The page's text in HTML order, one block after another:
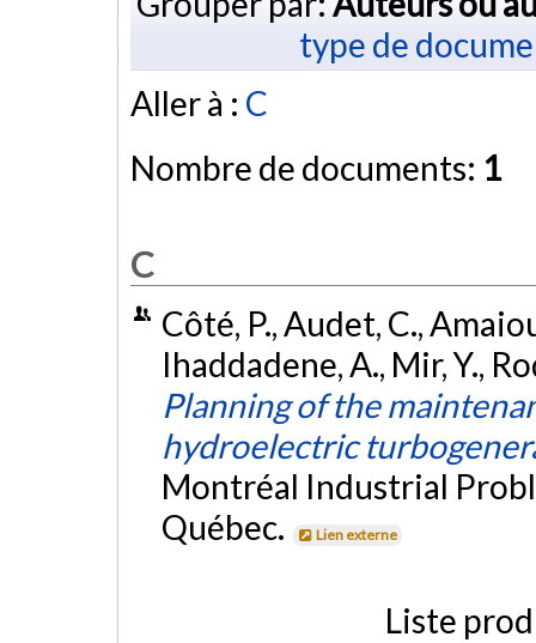
type de
Aller à : C
Nombre de documents: 1
C
Côté, P., Audet, C.,
Ihaddadene, A., Mir, Y.,
Planning of the
hydroelectric
Montréal Industrial
Québec.
Lien externe
Liste